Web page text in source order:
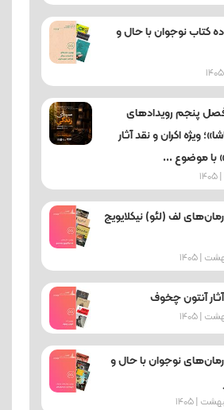
کتاب نوجوان با حال و
پنجم رویدادهای
ویژه اکران و نقد آثار
با موضوع ...
لف (لئو) نیکلایویچ
آنتون چخوف
نوجوان با حال و